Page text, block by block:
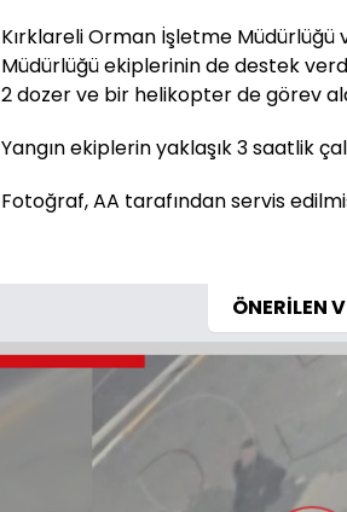
Kırklareli Orman İşletme Müdürlüğü
Müdürlüğü ekiplerinin de destek
2 dozer ve bir helikopter de görev
Yangın ekiplerin yaklaşık 3 saatlik
Fotoğraf, AA tarafından servis
ÖNERİLEN